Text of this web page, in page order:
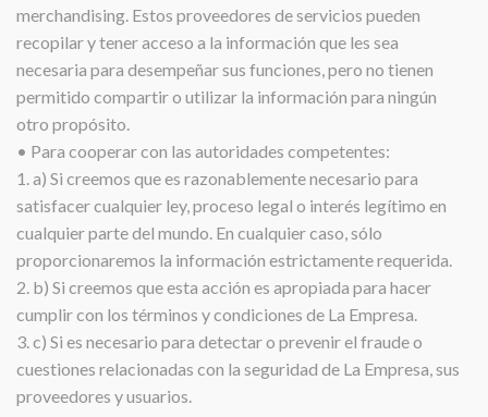
merchandising. Estos proveedores de servicios pueden
recopilar y tener acceso a la información que les sea
necesaria para desempeñar sus funciones, pero no tienen
permitido compartir o utilizar la información para ningún
otro propósito.
• Para cooperar con las autoridades competentes:
1. a) Si creemos que es razonablemente necesario para
satisfacer cualquier ley, proceso legal o interés legítimo en
cualquier parte del mundo. En cualquier caso, sólo
proporcionaremos la información estrictamente requerida.
2. b) Si creemos que esta acción es apropiada para hacer
cumplir con los términos y condiciones de La Empresa.
3. c) Si es necesario para detectar o prevenir el fraude o
cuestiones relacionadas con la seguridad de La Empresa, sus
proveedores y usuarios.